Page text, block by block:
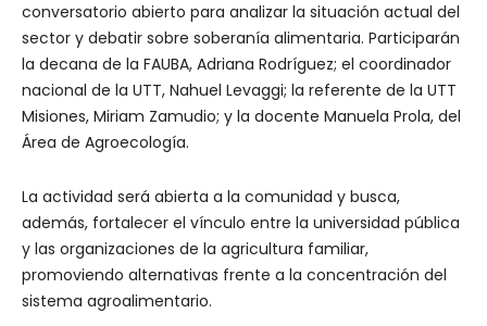
conversatorio abierto para analizar la situación actual del
sector y debatir sobre soberanía alimentaria. Participarán
la decana de la FAUBA, Adriana Rodríguez; el coordinador
nacional de la UTT, Nahuel Levaggi; la referente de la UTT
Misiones, Miriam Zamudio; y la docente Manuela Prola, del
Área de Agroecología.
La actividad será abierta a la comunidad y busca,
además, fortalecer el vínculo entre la universidad pública
y las organizaciones de la agricultura familiar,
promoviendo alternativas frente a la concentración del
sistema agroalimentario.